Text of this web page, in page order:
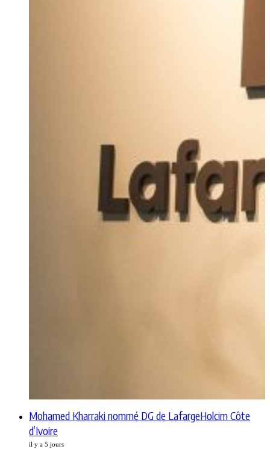
Mohamed Kharraki nommé DG de LafargeHolcim Côte
d’Ivoire
il y a 5 jours